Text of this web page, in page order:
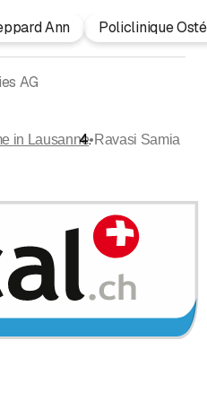
Ann
Policlinique
AG
in Lausanne•Ravasi Samia